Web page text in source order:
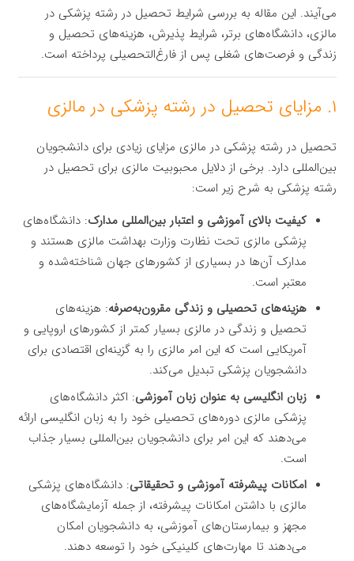
می‌آیند. این مقاله به بررسی شرایط تحصیل در رشته پزشکی در
مالزی، دانشگاه‌های برتر، شرایط پذیرش، هزینه‌های تحصیل و
زندگی و فرصت‌های شغلی پس از فارغ‌التحصیلی پرداخته است.
۱. مزایای تحصیل در رشته پزشکی در مالزی
تحصیل در رشته پزشکی در مالزی مزایای زیادی برای دانشجویان
بین‌المللی دارد. برخی از دلایل محبوبیت مالزی برای تحصیل در
رشته پزشکی به شرح زیر است:
کیفیت بالای آموزشی و اعتبار بین‌المللی مدارک: دانشگاه‌های
پزشکی مالزی تحت نظارت وزارت بهداشت مالزی هستند و
مدارک آن‌ها در بسیاری از کشورهای جهان شناخته‌شده و
معتبر است.
هزینه‌های تحصیلی و زندگی مقرون‌به‌صرفه: هزینه‌های
تحصیل و زندگی در مالزی بسیار کمتر از کشورهای اروپایی و
آمریکایی است که این امر مالزی را به گزینه‌ای اقتصادی برای
دانشجویان پزشکی تبدیل می‌کند.
زبان انگلیسی به عنوان زبان آموزشی: اکثر دانشگاه‌های
پزشکی مالزی دوره‌های تحصیلی خود را به زبان انگلیسی ارائه
می‌دهند که این امر برای دانشجویان بین‌المللی بسیار جذاب
است.
امکانات پیشرفته آموزشی و تحقیقاتی: دانشگاه‌های پزشکی
مالزی با داشتن امکانات پیشرفته، از جمله آزمایشگاه‌های
مجهز و بیمارستان‌های آموزشی، به دانشجویان امکان
می‌دهند تا مهارت‌های کلینیکی خود را توسعه دهند.